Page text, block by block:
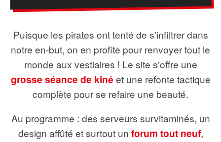
Puisque les pirates ont tenté de s'infiltrer dans
notre en-but, on en profite pour renvoyer tout le
monde aux vestiaires ! Le site s'offre une
grosse séance de kiné et une refonte tactique
complète pour se refaire une beauté.
Au programme : des serveurs survitaminés, un
design affûté et surtout un forum tout neuf,